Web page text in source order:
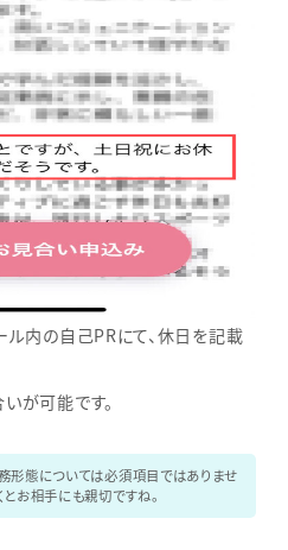
ル内の自己PRにて、休日を記載
が可能です。
形態については必須項目ではありませ
とお相手にも親切ですね。